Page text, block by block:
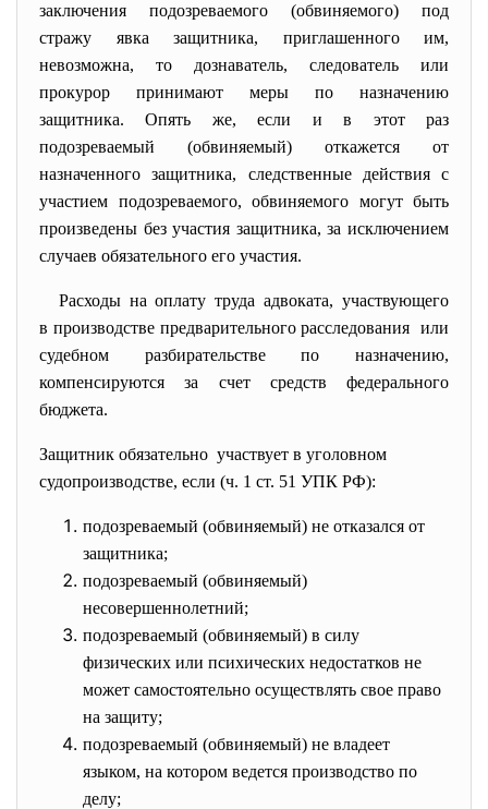
заключения подозреваемого (обвиняемого) под
стражу явка защитника, приглашенного им,
невозможна, то дознаватель, следователь или
прокурор принимают меры по назначению
защитника. Опять же, если и в этот раз
подозреваемый (обвиняемый) откажется от
назначенного защитника, следственные действия с
участием подозреваемого, обвиняемого могут быть
произведены без участия защитника, за исключением
случаев обязательного его участия.
Расходы на оплату труда адвоката, участвующего
в производстве предварительного расследования или
судебном разбирательстве по назначению,
компенсируются за счет средств федерального
бюджета.
Защитник обязательно участвует в уголовном
судопроизводстве, если (ч. 1 ст. 51 УПК РФ):
подозреваемый (обвиняемый) не отказался от
защитника;
подозреваемый (обвиняемый)
несовершеннолетний;
подозреваемый (обвиняемый) в силу
физических или психических недостатков не
может самостоятельно осуществлять свое право
на защиту;
подозреваемый (обвиняемый) не владеет
языком, на котором ведется производство по
делу;